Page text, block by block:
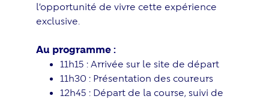
l’opportunité de vivre cette expérience
exclusive.
Au programme :
11h15 : Arrivée sur le site de départ
11h30 : Présentation des coureurs
12h45 : Départ de la course, suivi de